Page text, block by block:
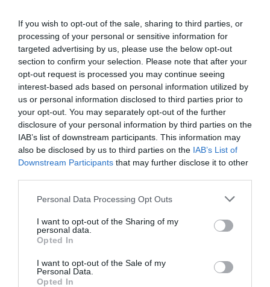
If you wish to opt-out of the sale, sharing to third parties, or
processing of your personal or sensitive information for
targeted advertising by us, please use the below opt-out
section to confirm your selection. Please note that after your
opt-out request is processed you may continue seeing
interest-based ads based on personal information utilized by
us or personal information disclosed to third parties prior to
your opt-out. You may separately opt-out of the further
disclosure of your personal information by third parties on the
IAB’s list of downstream participants. This information may
also be disclosed by us to third parties on the IAB’s List of
Downstream Participants that may further disclose it to other
Personal Data Processing Opt Outs
I want to opt-out of the Sharing of my
personal data.
Opted In
I want to opt-out of the Sale of my
Personal Data.
Opted In